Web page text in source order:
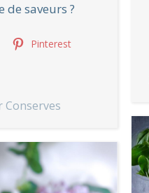
saveurs ?
Pinterest
Conserves